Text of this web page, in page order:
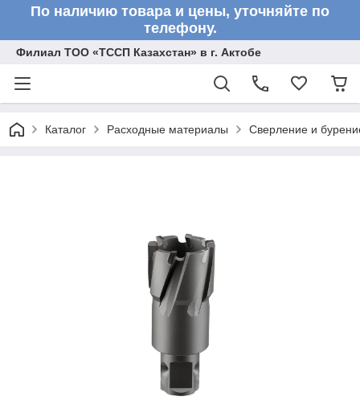
По наличию товара и цены, уточняйте по
телефону.
Филиал ТОО «ТССП Казахстан» в г. Актобе
Каталог Расходные материалы Сверление и